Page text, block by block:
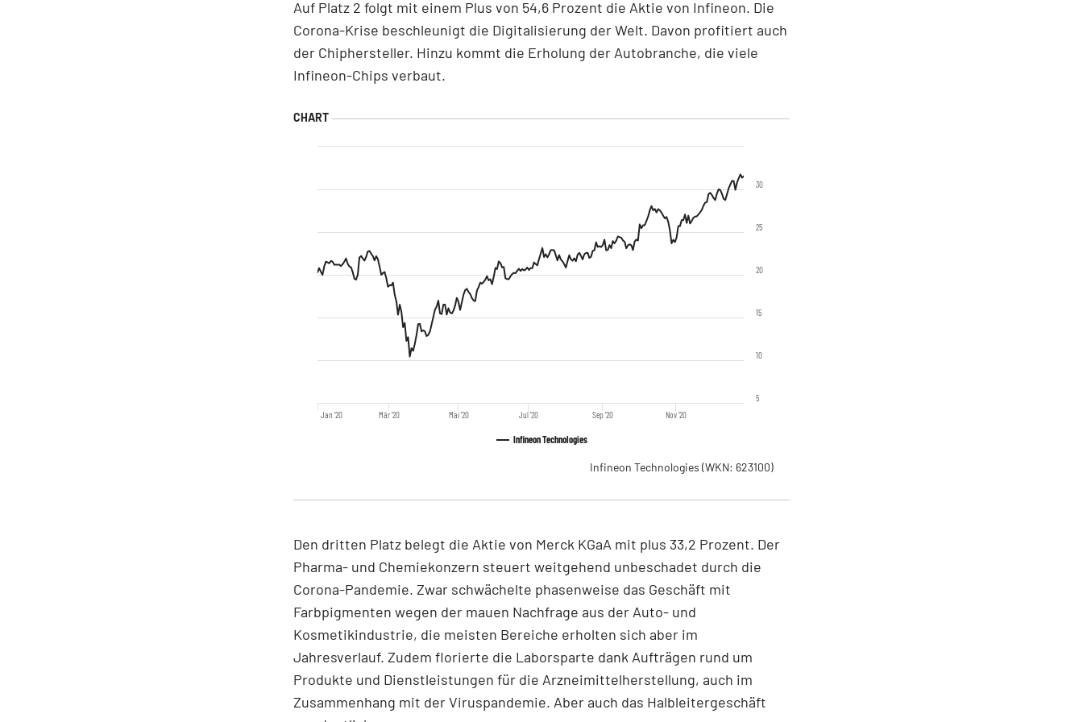
Auf Platz 2 folgt mit einem Plus von 54,6 Prozent die Aktie von Infineon. Die
Corona-Krise beschleunigt die Digitalisierung der Welt. Davon profitiert auch
der Chiphersteller. Hinzu kommt die Erholung der Autobranche, die viele
Infineon-Chips verbaut.
Infineon Technologies
Jan '20 Mär '20 Mai '20 Jul '20 Sep '20 Nov '20
5
10
15
20
25
30
Infineon Technologies (WKN: 623100)
Den dritten Platz belegt die Aktie von Merck KGaA mit plus 33,2 Prozent. Der
Pharma- und Chemiekonzern steuert weitgehend unbeschadet durch die
Corona-Pandemie. Zwar schwächelte phasenweise das Geschäft mit
Farbpigmenten wegen der mauen Nachfrage aus der Auto- und
Kosmetikindustrie, die meisten Bereiche erholten sich aber im
Jahresverlauf. Zudem florierte die Laborsparte dank Aufträgen rund um
Produkte und Dienstleistungen für die Arzneimittelherstellung, auch im
Zusammenhang mit der Viruspandemie. Aber auch das Halbleitergeschäft